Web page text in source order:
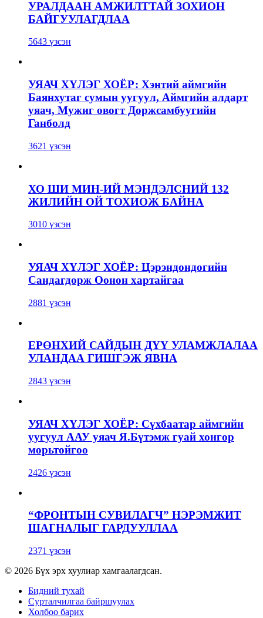
УРАЛДААН АМЖИЛТТАЙ ЗОХИОН
БАЙГУУЛАГДЛАА
5643 үзсэн
УЯАЧ ХҮЛЭГ ХОЁР: Хэнтий аймгийн
Баянхутаг сумын уугуул, Аймгийн алдарт
уяач, Мужиг овогт Доржсамбуугийн
Ганболд
3621 үзсэн
ХО ШИ МИН-ИЙ МЭНДЭЛСНИЙ 132
ЖИЛИЙН ОЙ ТОХИОЖ БАЙНА
3010 үзсэн
УЯАЧ ХҮЛЭГ ХОЁР: Цэрэндондогийн
Сандагдорж Оонон хартайгаа
2881 үзсэн
ЕРӨНХИЙ САЙДЫН ДҮҮ УЛАМЖЛАЛАА
УЛАНДАА ГИШГЭЖ ЯВНА
2843 үзсэн
УЯАЧ ХҮЛЭГ ХОЁР: Сүхбаатар аймгийн
уугуул ААУ уяач Я.Бүтэмж гуай хонгор
морьтойгоо
2426 үзсэн
“ФРОНТЫН СУВИЛАГЧ” НЭРЭМЖИТ
ШАГНАЛЫГ ГАРДУУЛЛАА
2371 үзсэн
© 2026 Бүх эрх хуулиар хамгаалагдсан.
Бидний тухай
Сурталчилгаа байршуулах
Холбоо барих